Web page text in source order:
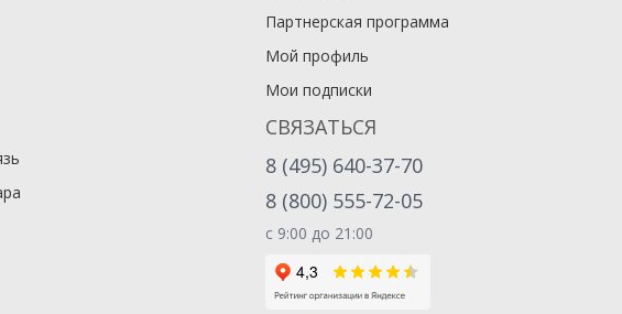
Партнерская программа
Мой профиль
Мои подписки
СВЯЗАТЬСЯ
8 (495) 640-37-70
8 (800) 555-72-05
с 9:00 до 21:00